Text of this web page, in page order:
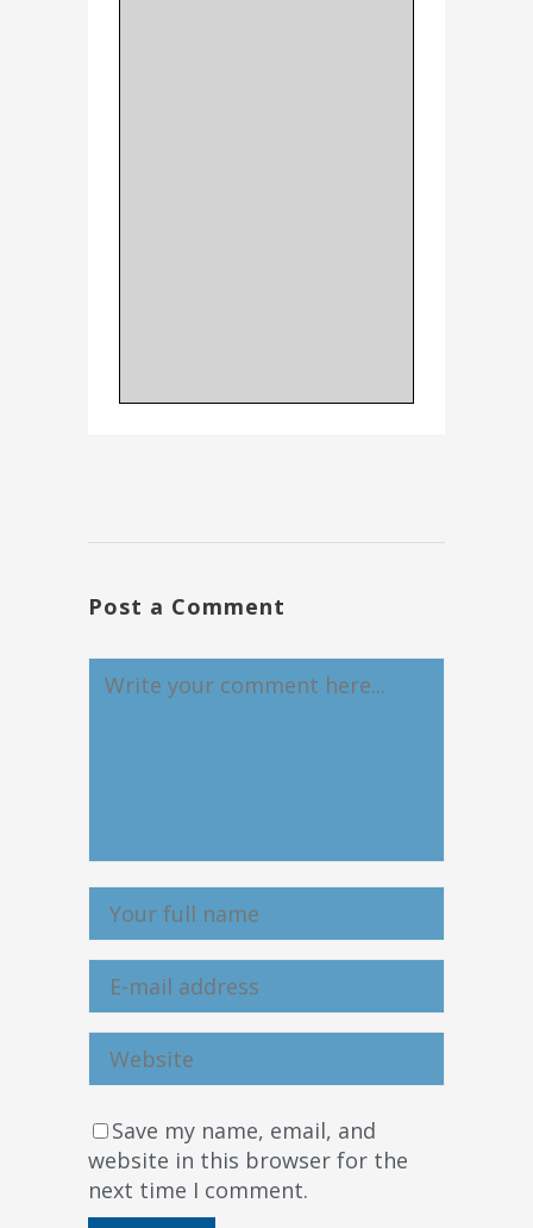
Post a Comment
Save my name, email, and
website in this browser for the
next time I comment.